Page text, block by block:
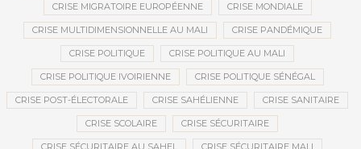
CRISE MIGRATOIRE EUROPÉENNE CRISE MONDIALE
CRISE MULTIDIMENSIONNELLE AU MALI CRISE PANDÉMIQUE
CRISE POLITIQUE CRISE POLITIQUE AU MALI
CRISE POLITIQUE IVOIRIENNE CRISE POLITIQUE SÉNÉGAL
CRISE POST-ÉLECTORALE CRISE SAHÉLIENNE CRISE SANITAIRE
CRISE SCOLAIRE CRISE SÉCURITAIRE
CRISE SÉCURITAIRE AU SAHEL CRISE SÉCURITAIRE MALI